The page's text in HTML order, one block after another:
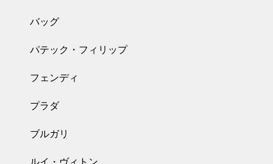
バッグ
パテック・フィリップ
フェンディ
プラダ
ブルガリ
ルイ・ヴィトン